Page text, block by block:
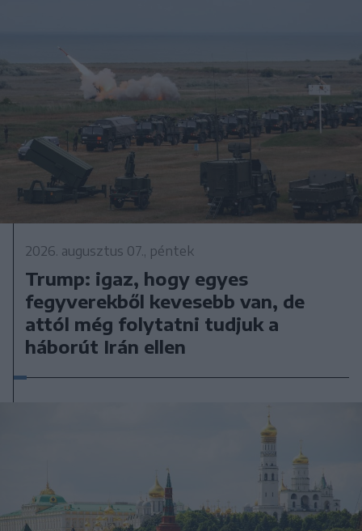
2026. augusztus 07., péntek
Trump: igaz, hogy egyes
fegyverekből kevesebb van, de
attól még folytatni tudjuk a
háborút Irán ellen